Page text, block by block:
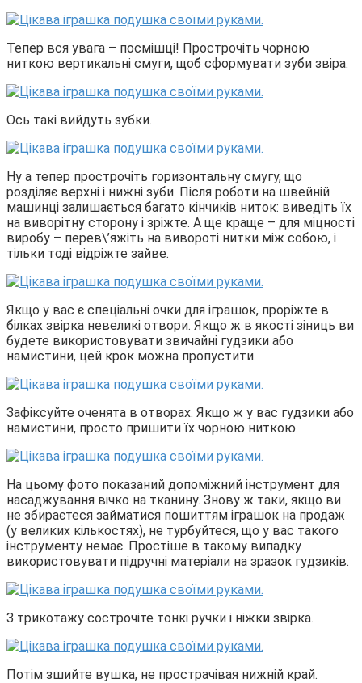
Тепер вся увага – посмішці! Прострочіть чорною
ниткою вертикальні смуги, щоб сформувати зуби звіра.
Ось такі вийдуть зубки.
Ну а тепер прострочіть горизонтальну смугу, що
розділяє верхні і нижні зуби. Після роботи на швейній
машинці залишається багато кінчиків ниток: виведіть їх
на виворітну сторону і зріжте. А ще краще – для міцності
виробу – перев\’яжіть на вивороті нитки між собою, і
тільки тоді відріжте зайве.
Якщо у вас є спеціальні очки для іграшок, проріжте в
білках звірка невеликі отвори. Якщо ж в якості зіниць ви
будете використовувати звичайні гудзики або
намистини, цей крок можна пропустити.
Зафіксуйте оченята в отворах. Якщо ж у вас гудзики або
намистини, просто пришити їх чорною ниткою.
На цьому фото показаний допоміжний інструмент для
насаджування вічко на тканину. Знову ж таки, якщо ви
не збираєтеся займатися пошиттям іграшок на продаж
(у великих кількостях), не турбуйтеся, що у вас такого
інструменту немає. Простіше в такому випадку
використовувати підручні матеріали на зразок гудзиків.
З трикотажу сострочіте тонкі ручки і ніжки звірка.
Потім зшийте вушка, не прострачівая нижній край.